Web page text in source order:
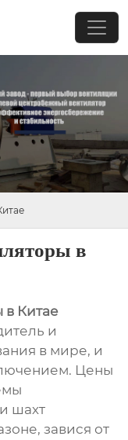
в
в Китае
и
в мире, и
Цены
шахт
завися от